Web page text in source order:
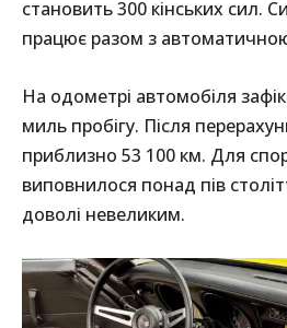
становить 300 кінських сил.
працює разом з
На одометрі автомобіля
миль пробігу. Після
приблизно 53 100 км. Для
виповнилося понад пів
доволі невеликим.